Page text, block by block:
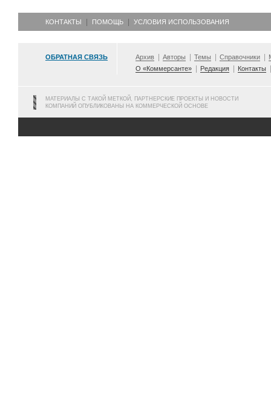
КОНТАКТЫ ПОМОЩЬ УСЛОВИЯ ИСПОЛЬЗОВАНИЯ
ОБРАТНАЯ СВЯЗЬ Архив Авторы Темы Справочники
О «Коммерсанте»
Редакция Контакты
МАТЕРИАЛЫ С ТАКОЙ МЕТКОЙ, ПАРТНЕРСКИЕ ПРОЕКТЫ И НОВОСТИ
КОМПАНИЙ ОПУБЛИКОВАНЫ НА КОММЕРЧЕСКОЙ ОСНОВЕ